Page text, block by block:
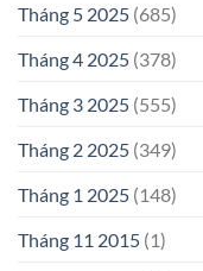
Tháng 5 2025 (685)
Tháng 4 2025 (378)
Tháng 3 2025 (555)
Tháng 2 2025 (349)
Tháng 1 2025 (148)
Tháng 11 2015 (1)